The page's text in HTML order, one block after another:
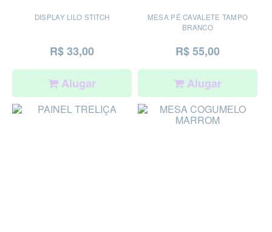
DISPLAY LILO STITCH
R$ 33,00
Alugar
MESA PÉ CAVALETE TAMPO
BRANCO
R$ 55,00
Alugar